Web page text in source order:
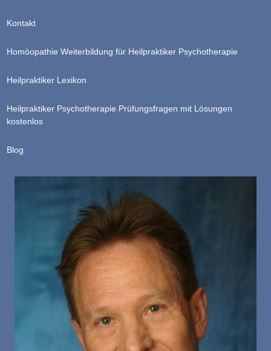
Kontakt
Homöopathie Weiterbildung für Heilpraktiker Psychotherapie
Heilpraktiker Lexikon
Heilpraktiker Psychotherapie Prüfungsfragen mit Lösungen
kostenlos
Blog